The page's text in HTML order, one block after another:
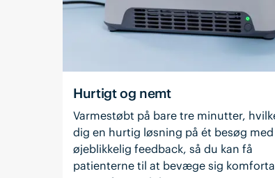
Hurtigt og nemt
Varmestøbt på bare tre minutter,
dig en hurtig løsning på ét besøg med
øjeblikkelig feedback, så du kan få
patienterne til at bevæge sig